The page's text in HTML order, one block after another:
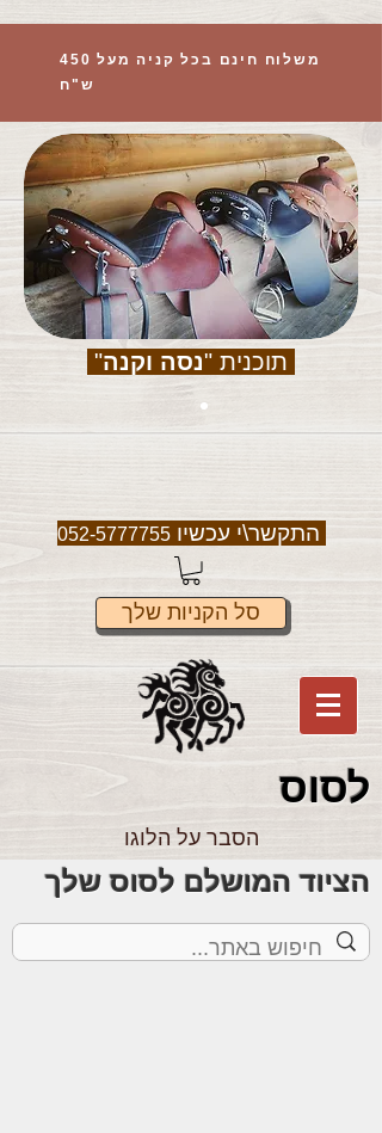
משלוח חינם בכל קניה מעל 450
ש"ח
תוכנית "נסה וקנה"
התקשר\י עכשיו052-5777755
סל הקניות שלך
לסוס
הסבר על הלוגו
הציוד המושלם לסוס שלך